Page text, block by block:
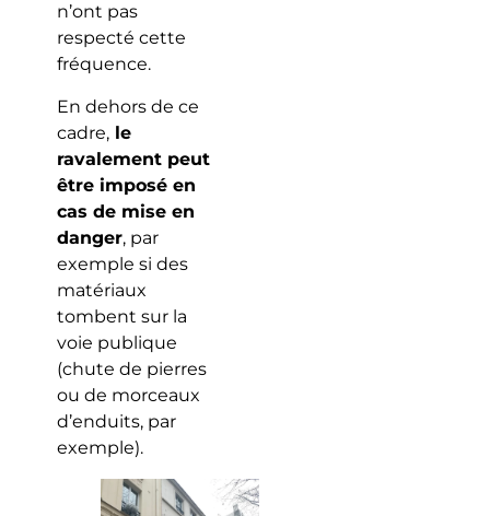
n’ont pas
respecté cette
fréquence.
En dehors de ce
cadre,le
ravalement peut
être imposé en
cas de mise en
danger, par
exemple si des
matériaux
tombent sur la
voie publique
(chute de pierres
ou de morceaux
d’enduits, par
exemple).